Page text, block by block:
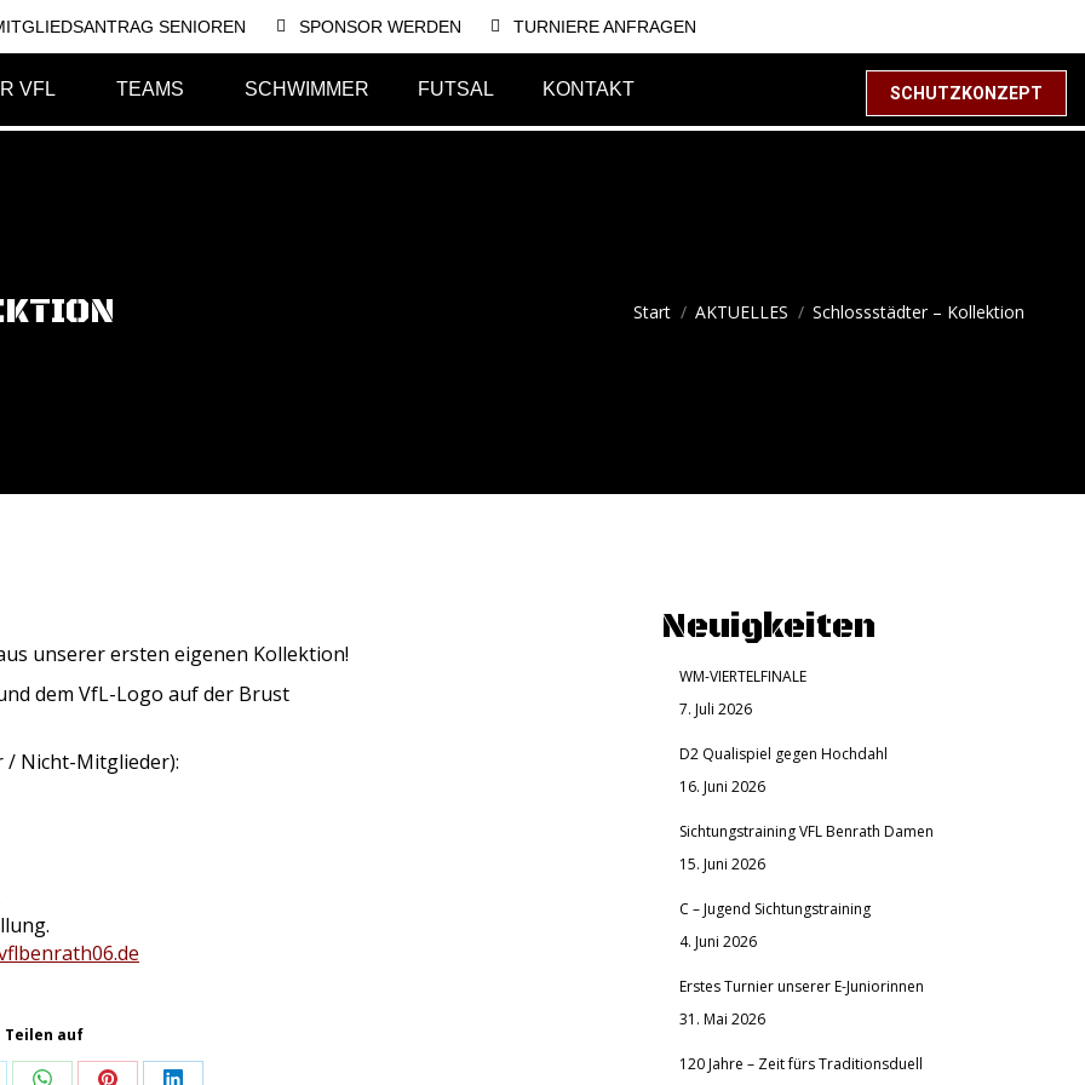
SENIOREN SPONSOR WERDEN TURNIERE ANFRAGEN
VFL TEAMS SCHWIMMER FUTSAL KONTAKT SCHUTZKONZEPT
Sie befinden sich hier:
Start AKTUELLES Schlossstädter – Kollektion
unserer ersten eigenen Kollektion!
dem VfL-Logo auf der Brust
/ Nicht-Mitglieder):
Teilen auf
Neuigkeiten
WM-VIERTELFINALE
7. Juli 2026
D2 Qualispiel gegen Hochdahl
16. Juni 2026
Sichtungstraining VFL Benrath Damen
15. Juni 2026
C – Jugend Sichtungstraining
4. Juni 2026
Erstes Turnier unserer E-Juniorinnen
31. Mai 2026
120 Jahre – Zeit fürs Traditionsduell